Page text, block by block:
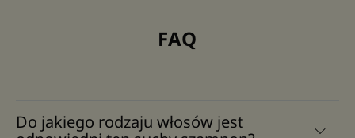
FAQ
Do jakiego rodzaju włosów jest